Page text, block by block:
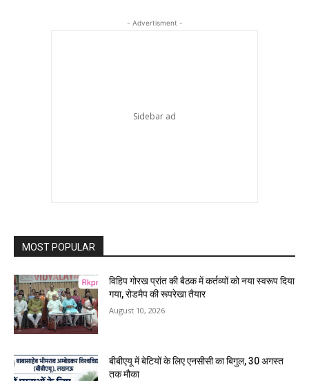
- Advertisment -
MOST POPULAR
विहिप गोरख प्रांत की बैठक में कर्तव्यों को नया स्वरूप दिया
गया, रोडमैप की रूपरेखा तैयार
August 10, 2026
बीबीएयू में बेटियों के लिए एनसीसी का बिगुल, 30 अगस्त
तक मौका